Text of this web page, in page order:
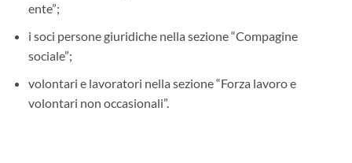
ente”;
i soci persone giuridiche nella sezione “Compagine
sociale”;
volontari e lavoratori nella sezione “Forza lavoro e
volontari non occasionali”.